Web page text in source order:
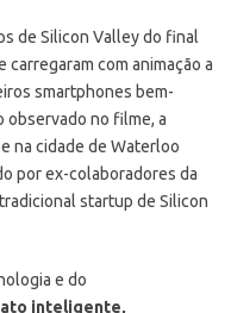
de Silicon Valley do final
com animação a
smartphones bem-
observado no filme, a
na cidade de Waterloo
por ex-colaboradores da
startup de Silicon
e do
inteligente,